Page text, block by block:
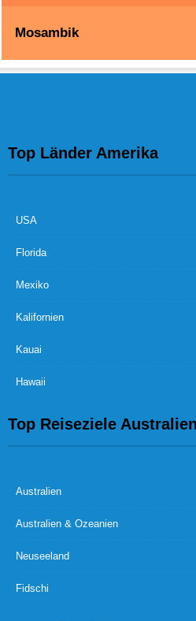
Mosambik
Top Länder Amerika
USA
Florida
Mexiko
Kalifornien
Kauai
Hawaii
Top Reiseziele
Australien
Australien & Ozeanien
Neuseeland
Fidschi